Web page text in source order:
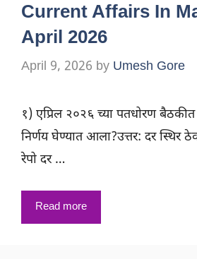
Current Affairs In
April 2026
April 9, 2026 by Umesh Gore
१) एप्रिल २०२६ च्या पतधोरण बैठकीत
निर्णय घेण्यात आला?उत्तर: दर स्थिर
रेपो दर …
Read more